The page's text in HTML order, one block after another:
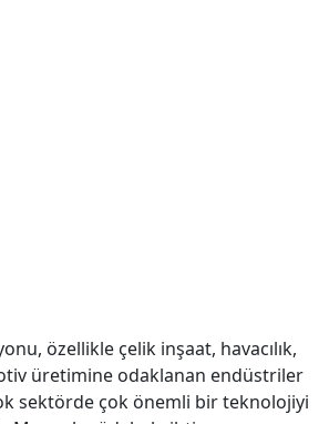
özellikle çelik inşaat, havacılık,
üretimine odaklanan endüstriler
sektörde çok önemli bir teknolojiyi